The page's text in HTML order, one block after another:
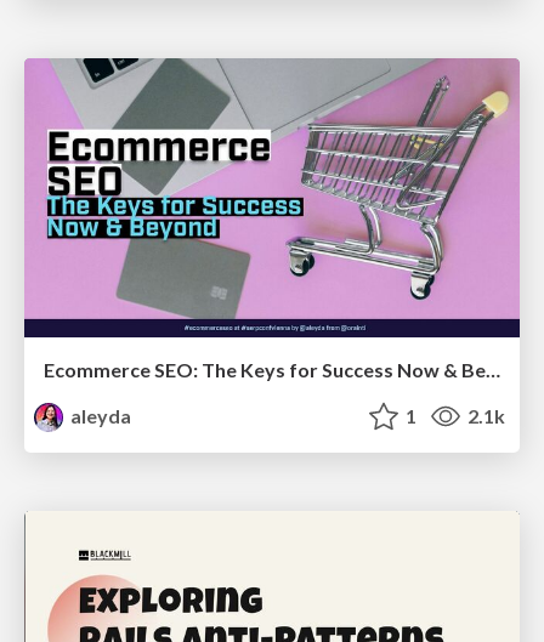
Ecommerce SEO: The Keys for Success Now & Beyond - #SERPConf2024
aleyda
1 2.1k